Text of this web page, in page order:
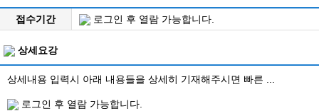
접수기간 로그인 후 열람 가능합니다.
상세요강
상세내용 입력시 아래 내용들을 상세히 기재해주시면 빠른 ...
로그인 후 열람 가능합니다.